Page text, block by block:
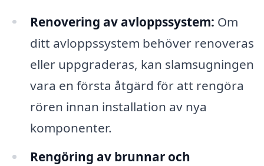
Renovering av avloppssystem: Om
ditt avloppssystem behöver renoveras
eller uppgraderas, kan slamsugningen
vara en första åtgärd för att rengöra
rören innan installation av nya
komponenter.
Rengöring av brunnar och